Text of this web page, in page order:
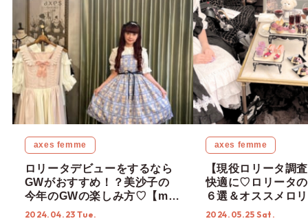
axes femme
ロリータデビューをするなら
GWがおすすめ！？美沙子の
今年のGWの楽しみ方♡【my
axes × 青木美沙子さん連載
2024.04.23 Tue.
axes femme
【現役ロリータ調
快適に♡ロリータ
６選＆オススメロ
【ショップスタッ
2024.05.25 Sat.